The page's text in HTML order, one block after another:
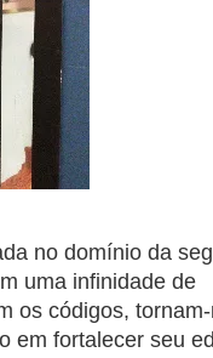
no domínio da
uma infinidade de
os códigos,
em fortalecer seu